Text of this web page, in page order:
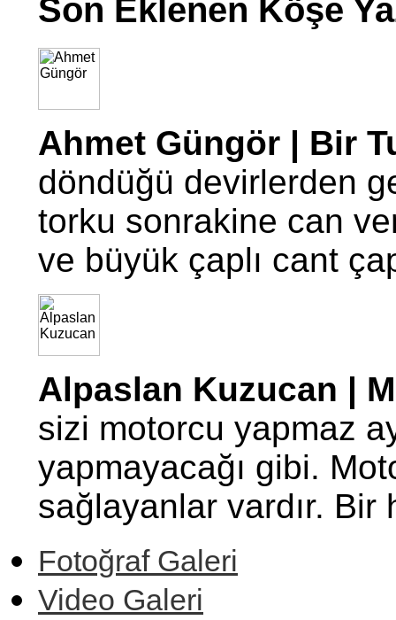
Son Eklenen Köşe
Ahmet Güngör | Bir
döndüğü devirlerden
torku sonrakine can
ve büyük çaplı cant
Alpaslan Kuzucan |
sizi motorcu yapmaz
yapmayacağı gibi.
sağlayanlar vardır.
Fotoğraf Galeri
Video Galeri